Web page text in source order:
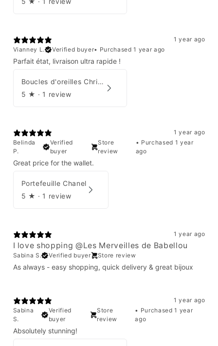
1 year ago
Vianney L.
Verified buyer• Purchased 1 year ago
Parfait état, livraison ultra rapide !
Boucles d'oreilles Christian Dior
5 ★ · 1 review
1 year ago
Belinda
P.
Verified
buyer
Store
review
• Purchased 1 year
ago
Great price for the wallet.
Portefeuille Chanel
5 ★ · 1 review
1 year ago
I love shopping @Les Merveilles de Babellou
Sabina S. Verified buyer Store review
As always - easy shopping, quick delivery & great bijoux
1 year ago
Sabina
S.
Verified
buyer
Store
review
• Purchased 1 year
ago
Absolutely stunning!